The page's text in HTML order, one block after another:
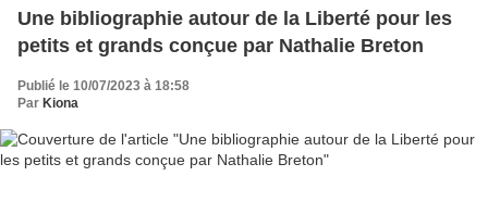
Une bibliographie autour de la Liberté pour les
petits et grands conçue par Nathalie Breton
Publié le 10/07/2023 à 18:58
Par Kiona